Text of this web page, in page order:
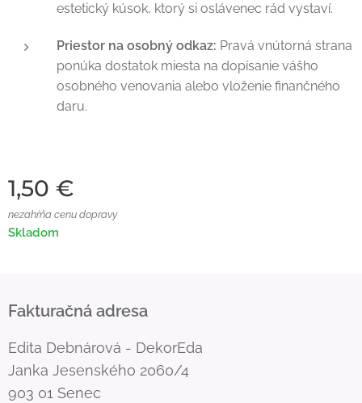
estetický kúsok, ktorý si oslávenec rád vystaví.
Priestor na osobný odkaz: Pravá vnútorná strana
ponúka dostatok miesta na dopísanie vášho
osobného venovania alebo vloženie finančného
daru.
1,50 €
nezahŕňa cenu dopravy
Skladom
Fakturačná adresa
Edita Debnárová - DekorEda
Janka Jesenského 2060/4
903 01 Senec